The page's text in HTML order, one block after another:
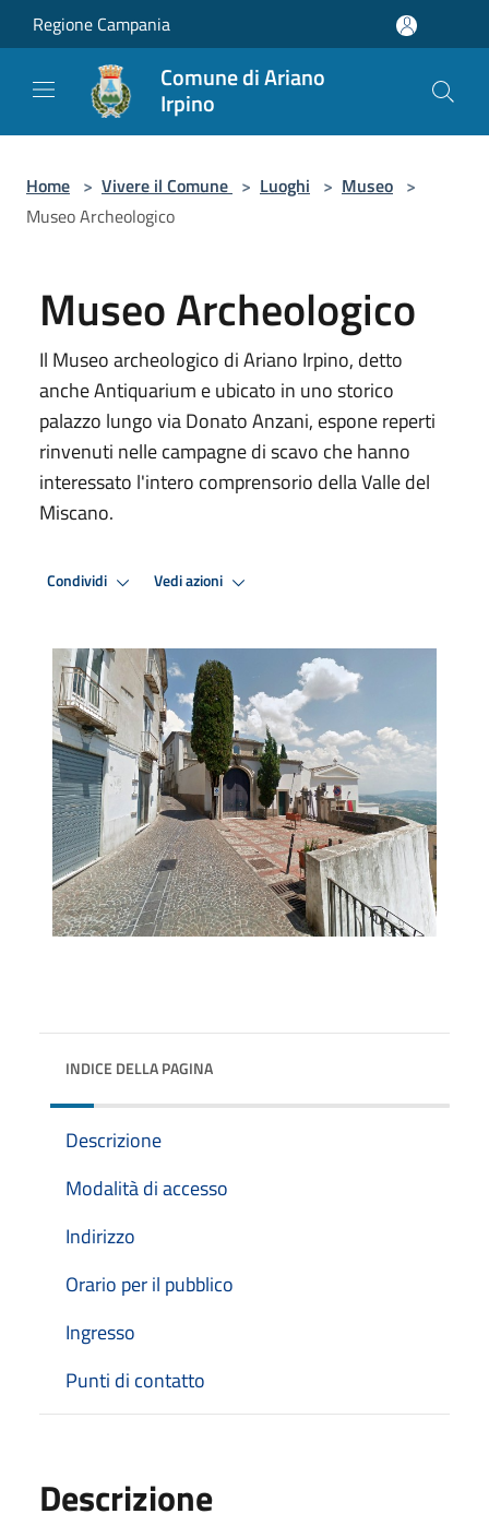
Salta al contenuto principale
Regione Campania
Comune di Ariano
Irpino
Home > Vivere il Comune > Luoghi > Museo >
Museo Archeologico
Museo Archeologico
Il Museo archeologico di Ariano Irpino, detto
anche Antiquarium e ubicato in uno storico
palazzo lungo via Donato Anzani, espone reperti
rinvenuti nelle campagne di scavo che hanno
interessato l'intero comprensorio della Valle del
Miscano.
Condividi Vedi azioni
INDICE DELLA PAGINA
Descrizione
Modalità di accesso
Indirizzo
Orario per il pubblico
Ingresso
Punti di contatto
Descrizione